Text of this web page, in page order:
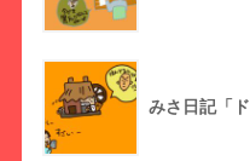
みさ日記「